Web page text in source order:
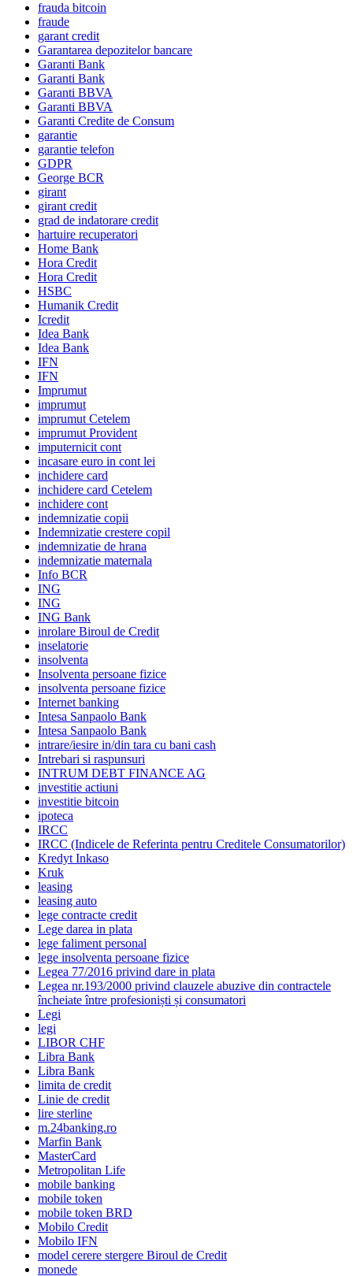
frauda bitcoin
fraude
garant credit
Garantarea depozitelor bancare
Garanti Bank
Garanti Bank
Garanti BBVA
Garanti BBVA
Garanti Credite de Consum
garantie
garantie telefon
GDPR
George BCR
girant
girant credit
grad de indatorare credit
hartuire recuperatori
Home Bank
Hora Credit
Hora Credit
HSBC
Humanik Credit
Icredit
Idea Bank
Idea Bank
IFN
IFN
Imprumut
imprumut
imprumut Cetelem
imprumut Provident
imputernicit cont
incasare euro in cont lei
inchidere card
inchidere card Cetelem
inchidere cont
indemnizatie copii
Indemnizatie crestere copil
indemnizatie de hrana
indemnizatie maternala
Info BCR
ING
ING
ING Bank
inrolare Biroul de Credit
inselatorie
insolventa
Insolventa persoane fizice
insolventa persoane fizice
Internet banking
Intesa Sanpaolo Bank
Intesa Sanpaolo Bank
intrare/iesire in/din tara cu bani cash
Intrebari si raspunsuri
INTRUM DEBT FINANCE AG
investitie actiuni
investitie bitcoin
ipoteca
IRCC
IRCC (Indicele de Referinta pentru Creditele Consumatorilor)
Kredyt Inkaso
Kruk
leasing
leasing auto
lege contracte credit
Lege darea in plata
lege faliment personal
lege insolventa persoane fizice
Legea 77/2016 privind dare in plata
Legea nr.193/2000 privind clauzele abuzive din contractele
încheiate între profesioniști și consumatori
Legi
legi
LIBOR CHF
Libra Bank
Libra Bank
limita de credit
Linie de credit
lire sterline
m.24banking.ro
Marfin Bank
MasterCard
Metropolitan Life
mobile banking
mobile token
mobile token BRD
Mobilo Credit
Mobilo IFN
model cerere stergere Biroul de Credit
monede